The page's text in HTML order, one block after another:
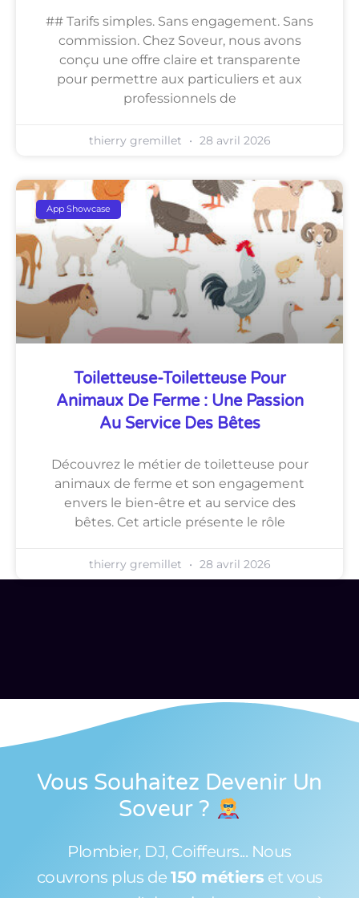
## Tarifs simples. Sans engagement. Sans
commission. Chez Soveur, nous avons
conçu une offre claire et transparente
pour permettre aux particuliers et aux
professionnels de
thierry gremillet 28 avril 2026
App Showcase
Toiletteuse-Toiletteuse Pour
Animaux De Ferme : Une Passion
Au Service Des Bêtes
Découvrez le métier de toiletteuse pour
animaux de ferme et son engagement
envers le bien-être et au service des
bêtes. Cet article présente le rôle
thierry gremillet 28 avril 2026
Vous Souhaitez Devenir Un
Soveur ?
Plombier, DJ, Coiffeurs... Nous
couvrons plus de 150 métiers et vous